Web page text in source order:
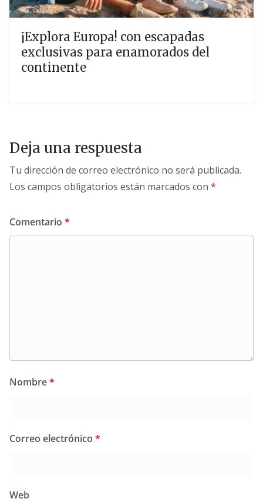
¡Explora Europa! con escapadas
exclusivas para enamorados del
continente
Deja una respuesta
Tu dirección de correo electrónico no será publicada.
Los campos obligatorios están marcados con *
Comentario *
Nombre*
Correo electrónico *
Web